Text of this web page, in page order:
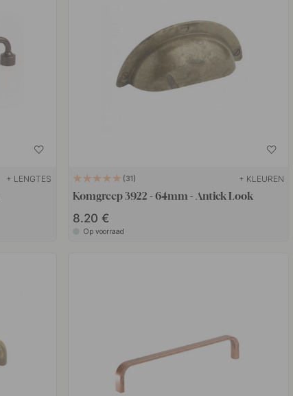
+ LENGTES 31 + KLEUREN
Komgreep 3922 - 64mm - Antiek Look
8.20 €
Op voorraad